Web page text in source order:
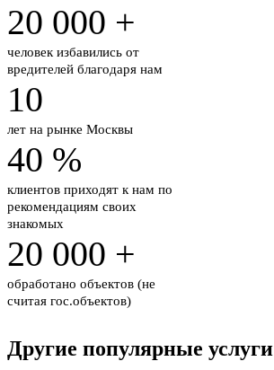
20 000 +
человек избавились от
вредителей благодаря нам
10
лет на рынке Москвы
40 %
клиентов приходят к нам по
рекомендациям своих
знакомых
20 000 +
обработано объектов (не
считая гос.объектов)
Другие популярные услуги